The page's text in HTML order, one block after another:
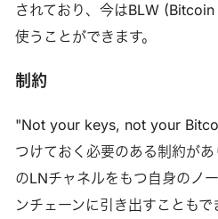
されており、今はBLW
使うことができます。
制約
"Not your keys, not your
つけておく必要のある制約が
のLNチャネルをもつ自身のノ
ンチェーンに引き出すこともで